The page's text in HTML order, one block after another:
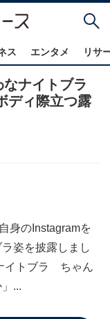
ス エンタメ リサ
ナイトブラ
ディ際立つ露
身のInstagramを
姿を披露しまし
イトブラ ちゃん
...